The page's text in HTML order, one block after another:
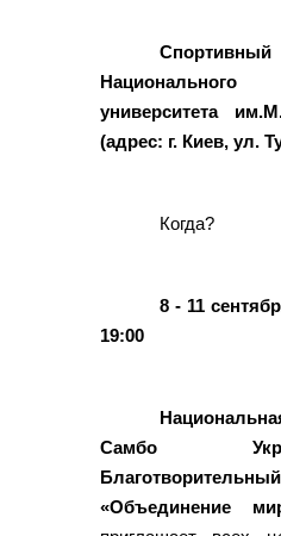
Национального
университета
(адрес: г. Киев, ул.
Когда?
8 - 11
19:00
Самбо
«Объединение